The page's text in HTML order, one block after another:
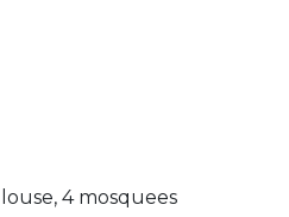
4 mosquees